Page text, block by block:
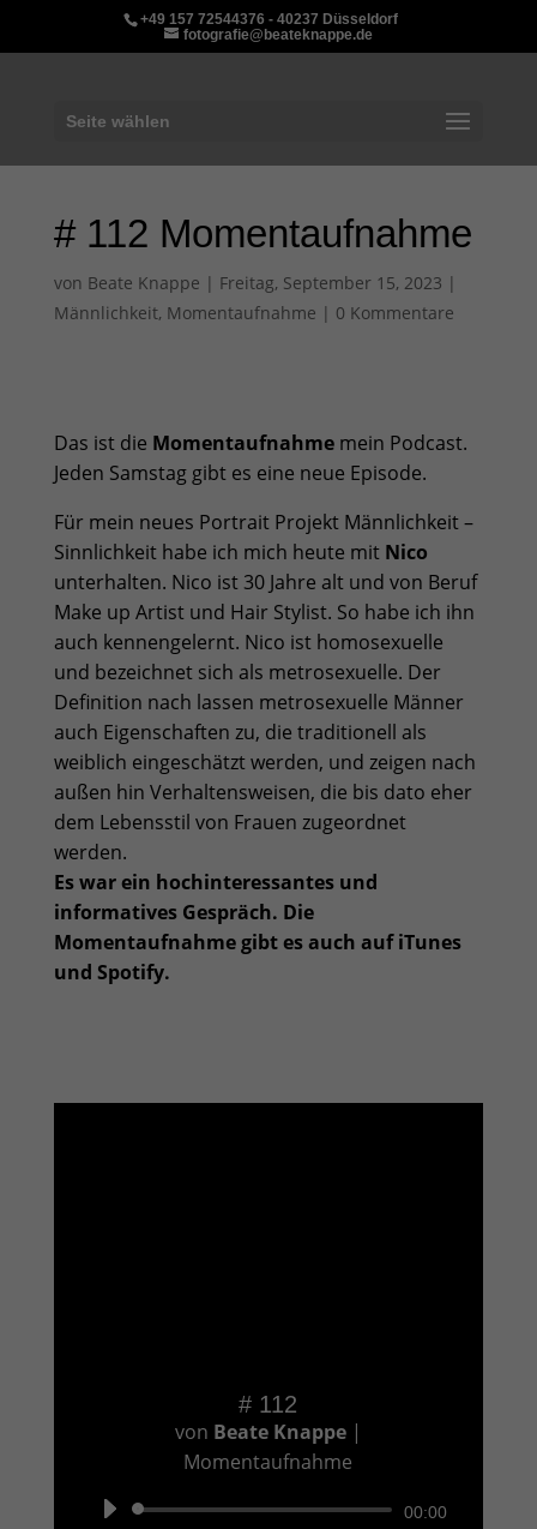
+49 157 72544376 - 40237 Düsseldorf
fotografie@beateknappe.de
Seite wählen
# 112 Momentaufnahme
von Beate Knappe | Freitag, September 15, 2023 |
Männlichkeit, Momentaufnahme | 0 Kommentare
Das ist die Momentaufnahmemein Podcast.
Jeden Samstag gibt es eine neue Episode.
Für mein neues Portrait Projekt Männlichkeit –
Sinnlichkeithabe ich mich heute mit Nico
unterhalten. Nico ist 30 Jahre alt und von Beruf
Make up Artist und Hair Stylist. So habe ich ihn
auch kennengelernt. Nico ist homosexuelle
und bezeichnet sich als metrosexuelle. Der
Definition nach lassen metrosexuelle Männer
auch Eigenschaften zu, die traditionell als
weiblich eingeschätzt werden, und zeigen nach
außen hin Verhaltensweisen, die bis dato eher
dem Lebensstil von Frauen zugeordnet
werden.
Es war ein hochinteressantes und
informatives Gespräch. Die
Momentaufnahme gibt es auch auf iTunes
und Spotify.
# 112
von Beate Knappe|
Momentaufnahme
Audio-
00:00